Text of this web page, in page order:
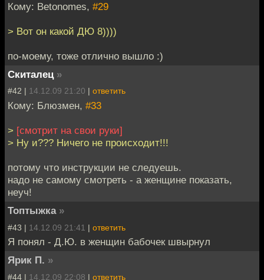
Кому: Betonomes, #29
> Вот он какой ДЮ 8))))
по-моему, тоже отлично вышло :)
Скиталец »
#42 | 14.12.09 21:20 | ответить
Кому: Блюзмен, #33
> [смотрит на свои руки]
> Ну и??? Ничего не происходит!!!
потому что инструкции не следуешь.
надо не самому смотреть - а женщине показать,
неуч!
Топтыжка »
#43 | 14.12.09 21:41 | ответить
Я понял - Д.Ю. в женщин бабочек швырнул
Ярик П. »
#44 | 14.12.09 22:08 | ответить